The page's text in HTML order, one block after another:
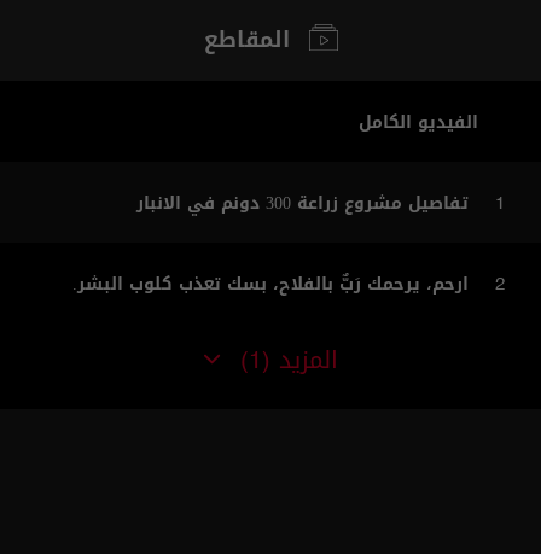
المقاطع
الفيديو الكامل
1 تفاصيل مشروع زراعة 300 دونم في الانبار
2 ارحم، يرحمك رَبٌّ بالفلاح، بسك تعذب كلوب البشر.
المزيد (1)